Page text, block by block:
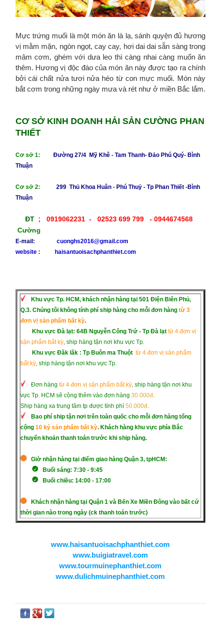
Mực trứng muối là một món ăn là lạ, sánh quyện đủ hương
vị mằm mặn, ngòn ngọt, cay cay, hơi dai dai sẵn sàng trong
mâm cơm, ghém với dưa leo thì càng nhai càng muốn ăn
thêm. Hương vị độc đáo của món ăn này được tạo ra chính
bởi cái chất nửa tươi nửa héo từ con mực muối. Món này
bắt cơm trong những ngày mưa và rét như ở miền Bắc lắm.
CƠ SỞ KINH DOANH HẢI SẢN CƯỜNG PHAN
THIẾT
Cơ sở 1:
Đường 27/4 Mỹ Khê - Tam Thanh- Đảo Phú Quý- Bình
Thuận
Cơ sở 2: 299 Thủ Khoa Huân - Phú Thuỷ - Tp Phan Thiết -Bình
Thuận
ĐT ; 0919062231 - 02523 699 799
- 0944674568
Cường
E-mail:
cuonghs2016@gmail.com
​website : haisantuoisachphanthiet.com
Khu vực Tp. HCM, khách nhận hàng tại 501 Điện Biên Phủ,
Q.3. Chúng tôi không tính phí ship hàng cho mỗi đơn hàng từ 3
đơn vị sản phẩm bất kỳ.
Khu vực Đà lạt: 64B Nguyễn Công Trứ - Tp Đà lạt từ 4 đơn vị
sản phẩm bất kỳ, ship hàng tận nơi khu vực Tp.
Khu vực Đăk lăk : Tp Buôn ma Thuột từ 4 đơn vị sản phẩm
bất kỳ, ship hàng tận nơi khu vực Tp.
Đơn hàng từ 4 đơn vị sản phẩm bất kỳ, ship hàng tận nơi khu
vực Tp. HCM sẽ cộng thêm vào đơn hàng 30.000đ.
Ship hàng xa trung tâm tp được tính phí 50.000đ.
Bao phí ship tận nơi trên toàn quốc cho mỗi đơn hàng tổng
cộng10 ký sản phẩm bất kỳ. Khách hàng khu vực phía Bắc
chuyển khoản thanh toán trước khi ship hàng.
Giờ nhận hàng tại điểm giao hàng Quận 3, tpHCM:
Buổi sáng: 7:30 - 9:45
Buổi chiều: 14:00 - 17:00
Khách nhận hàng tại Quận 1 và Bến Xe Miền Đông vào bất cứ
thời gian nào trong ngày (ck thanh toán trước)
www.haisantuoisachphanthiet.com
www.buigiatravel.com
www.tourmuinephanthiet.com
www.dulichmuinephanthiet.com